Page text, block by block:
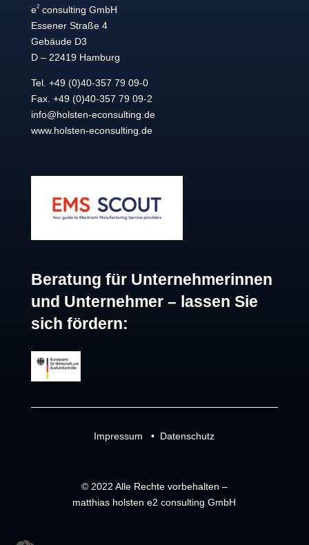
e2consulting GmbH
Essener Straße 4
Gebäude D3
D – 22419 Hamburg
Tel. +49 (0)40-357 79 09-0
Fax. +49 (0)40-357 79 09-2
info@holsten-econsulting.de
www.holsten-econsulting.de
Beratung für Unternehmerinnen
und Unternehmer – lassen Sie
sich fördern:
Impressum • Datenschutz
© 2022 Alle Rechte vorbehalten –
matthias holsten e2 consulting GmbH